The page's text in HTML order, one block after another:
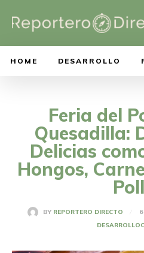
HOME DESARROLLO
Feria del
Quesadilla:
Delicias
Hongos,
BY REPORTERO DIRECTO
DESARROLLO